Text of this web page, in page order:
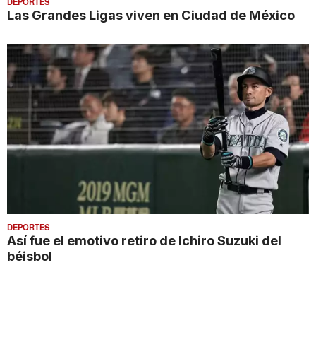
Las Grandes Ligas viven en Ciudad de México
DEPORTES
Así fue el emotivo retiro de Ichiro Suzuki del
béisbol